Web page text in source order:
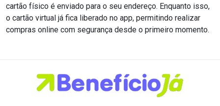
cartão físico é enviado para o seu endereço. Enquanto isso,
o cartão virtual já fica liberado no app, permitindo realizar
compras online com segurança desde o primeiro momento.